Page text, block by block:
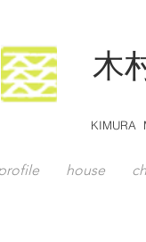
木
KIMURA
house